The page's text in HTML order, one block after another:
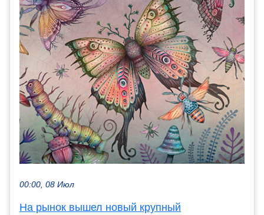
00:00, 08 Июл
На рынок вышел новый крупный